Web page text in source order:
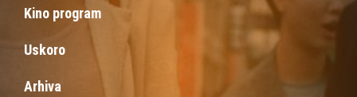
Kino program
Uskoro
Arhiva